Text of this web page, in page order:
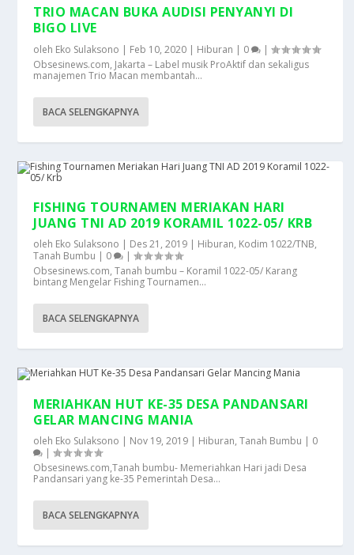
TRIO MACAN BUKA AUDISI PENYANYI DI
BIGO LIVE
oleh Eko Sulaksono | Feb 10, 2020 | Hiburan | 0
|
Obsesinews.com, Jakarta – Label musik ProAktif dan sekaligus
manajemen Trio Macan membantah...
BACA SELENGKAPNYA
FISHING TOURNAMEN MERIAKAN HARI
JUANG TNI AD 2019 KORAMIL 1022-05/ KRB
oleh Eko Sulaksono | Des 21, 2019 | Hiburan, Kodim 1022/TNB,
Tanah Bumbu | 0
|
Obsesinews.com, Tanah bumbu – Koramil 1022-05/ Karang
bintang Mengelar Fishing Tournamen...
BACA SELENGKAPNYA
MERIAHKAN HUT KE-35 DESA PANDANSARI
GELAR MANCING MANIA
oleh Eko Sulaksono | Nov 19, 2019 | Hiburan,Tanah Bumbu | 0
|
Obsesinews.com,Tanah bumbu- Memeriahkan Hari jadi Desa
Pandansari yang ke-35 Pemerintah Desa...
BACA SELENGKAPNYA